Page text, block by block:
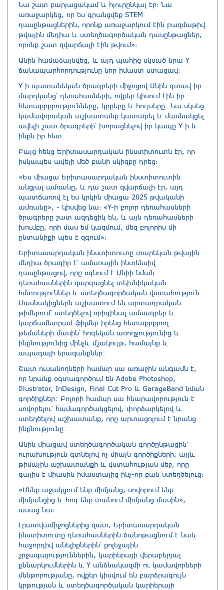
Նա շատ բարյացակամ և հյուրընկալ էր։ Նա
առաջարկեց, որ ես գրանցվեք STEM
դասընթացներին, որոնք առաջարկում էին բազմաթիվ
թվային մեդիա և ստեղծագործական դասընթացներ,
որոնք շատ զվարճալի էին թվում»։
Անին համաձայնվեց, և այդ պահից սկսած նրա Y
ճանապարհորդությունը նոր իմաստ ստացավ։
Y-ի պատանեկան ծրագրերի միջոցով Անին գտավ իր
մարդկանց՝ դեռահասների, ովքեր կիսում էին իր
հետաքրքրությունները, կրքերը և հույսերը: Նա սկսեց
կամավորական աշխատանք կատարել և մասնակցել
ավելի շատ ծրագրերի՝ խորացնելով իր կապը Y-ի և
ինքն իր հետ:
Բայց հենց Երիտասարդական ինստիտուտն էր, որ
իսկապես ավելի մեծ բանի սկիզբը դրեց։
«Ես միացա Երիտասարդական ինստիտուտին
անցյալ ամռանը, և դա շատ զվարճալի էր, այդ
պատճառով էլ ես կրկին միացա 2025 թվականի
ամռանը», - կիսվեց նա։ «Y-ի բոլոր դեռահասների
ծրագրերը շատ ազդեցիկ են, և այն դեռահասների
խումբը, որի մաս եմ կազմում, մեզ բոլորիս մի
ընտանիքի պես է զգում»։
Երիտասարդական ինստիտուտը տարեկան թվային
մեդիա ծրագիր է՝ ամառային ինտենսիվ
դասընթացով, որը օգնում է Անիի նման
դեռահասներին զարգացնել տեխնիկական
հմտություններ և ստեղծագործական վստահություն:
Մասնակիցներն աշխատում են արտադրական
թիմերում՝ ստեղծելով օրիգինալ ամսագրեր և
կարճամետրաժ ֆիլմեր իրենց հետաքրքրող
թեմաների մասին՝ հոգեկան առողջությունից և
ինքնությունից մինչև մշակույթ, համայնք և
ապագայի երազանքներ:
Շատ ուսանողների համար սա առաջին անգամն է,
որ նրանք օգտագործում են Adobe Photoshop,
Illustrator, InDesign, Final Cut Pro և GarageBand նման
գործիքներ: Բոլորի համար սա հնարավորություն է
սովորելու՝ համագործակցելով, փորձարկելով և
ստեղծելով աշխատանք, որը արտացոլում է նրանց
ինքնությունը:
Անին միացավ ստեղծագործական գործընթացին՝
ուրախություն գտնելով ոչ միայն գործիքների, այլև
թիմային աշխատանքի և վստահության մեջ, որը
գալիս է միասին իմաստալից ինչ-որ բան ստեղծելուց։
«Մենք աջակցում ենք միմյանց, սովորում ենք
միմյանցից և հոգ ենք տանում միմյանց մասին», -
ասաց նա։
Լրատվամիջոցներից զատ, Երիտասարդական
ինստիտուտը դեռահասներին ծանոթացնում է նաև
հաջորդիվ անելիքներին՝ քոլեջային
շրջագայություններին, կարիերայի վերաբերյալ
քննարկումներին և Y անձնակազմի ու կամավորների
մենթորությանը, ովքեր կիսվում են բարձրագույն
կրթության և ստեղծագործական կարիերայի